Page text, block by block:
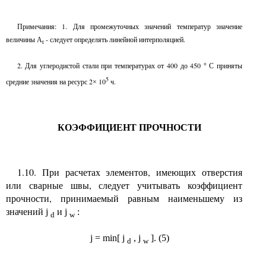
Примечания: 1. Для промежуточных значений температур значение
величины At - следует определять линейной интерполяцией.
2. Для углеродистой стали при температурах от 400 до 450 ° Cприняты
средние значения на ресурс 2× 105 ч.
КОЭФФИЦИЕНТ ПРОЧНОСТИ
1.10. При расчетах элементов, имеющих отверстия
или сварные швы, следует учитывать коэффициент
прочности, принимаемый равным наименьшему из
значений j d и j w:
j = min[ j d , j w]. (5)